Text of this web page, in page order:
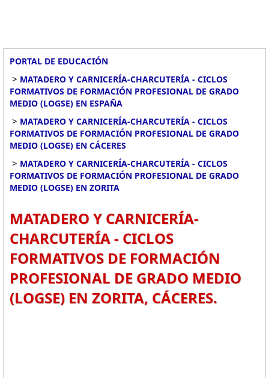
PORTAL DE EDUCACIÓN
> MATADERO Y CARNICERÍA-CHARCUTERÍA - CICLOS
FORMATIVOS DE FORMACIÓN PROFESIONAL DE GRADO
MEDIO (LOGSE) EN ESPAÑA
> MATADERO Y CARNICERÍA-CHARCUTERÍA - CICLOS
FORMATIVOS DE FORMACIÓN PROFESIONAL DE GRADO
MEDIO (LOGSE) EN CÁCERES
> MATADERO Y CARNICERÍA-CHARCUTERÍA - CICLOS
FORMATIVOS DE FORMACIÓN PROFESIONAL DE GRADO
MEDIO (LOGSE) EN ZORITA
MATADERO Y CARNICERÍA-
CHARCUTERÍA - CICLOS
FORMATIVOS DE FORMACIÓN
PROFESIONAL DE GRADO MEDIO
(LOGSE) EN ZORITA, CÁCERES.